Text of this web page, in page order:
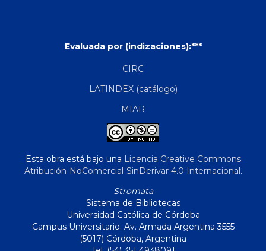
Evaluada por (indizaciones):***
CIRC
LATINDEX (catálogo)
MIAR
Esta obra está bajo una Licencia Creative Commons
Atribución-NoComercial-SinDerivar 4.0 Internacional.
Stromata
Sistema de Bibliotecas
Universidad Católica de Córdoba
Campus Universitario. Av. Armada Argentina 3555
(5017) Córdoba, Argentina